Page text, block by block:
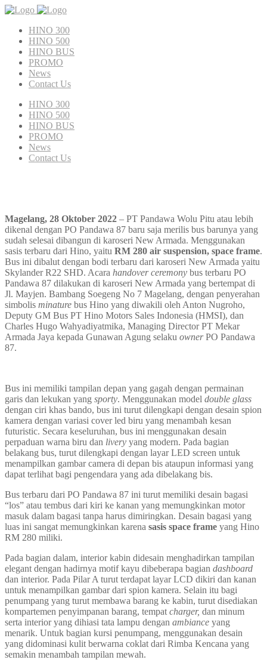
HINO 300
HINO 500
HINO BUS
PROMO
News
Contact Us
HINO 300
HINO 500
HINO BUS
PROMO
News
Contact Us
Magelang, 28 Oktober 2022 – PT Pandawa Wolu Pitu atau lebih
dikenal dengan PO Pandawa 87 baru saja merilis bus barunya yang
sudah selesai dibangun di karoseri New Armada. Menggunakan
sasis terbaru dari Hino, yaitu RM 280 air suspension, space frame.
Bus ini dibalut dengan bodi terbaru dari karoseri New Armada yaitu
Skylander R22 SHD. Acara handover ceremony bus terbaru PO
Pandawa 87 dilakukan di karoseri New Armada yang bertempat di
Jl. Mayjen. Bambang Soegeng No 7 Magelang, dengan penyerahan
simbolis minature bus Hino yang diwakili oleh Anton Nugroho,
Deputy GM Bus PT Hino Motors Sales Indonesia (HMSI), dan
Charles Hugo Wahyadiyatmika, Managing Director PT Mekar
Armada Jaya kepada Gunawan Agung selaku ownerPO Pandawa
87.
Bus ini memiliki tampilan depan yang gagah dengan permainan
garis dan lekukan yang sporty. Menggunakan model double glass
dengan ciri khas bando, bus ini turut dilengkapi dengan desain spion
kamera dengan variasi cover led biru yang menambah kesan
futuristic. Secara keseluruhan, bus ini menggunakan desain
perpaduan warna biru dan livery yang modern. Pada bagian
belakang bus, turut dilengkapi dengan layar LED screen untuk
menampilkan gambar camera di depan bis ataupun informasi yang
dapat terlihat bagi pengendara yang ada dibelakang bis.
Bus terbaru dari PO Pandawa 87 ini turut memiliki desain bagasi
“los” atau tembus dari kiri ke kanan yang memungkinkan motor
masuk dalam bagasi tanpa harus dimiringkan. Desain bagasi yang
luas ini sangat memungkinkan karena sasis space frame yang Hino
RM 280 miliki.
Pada bagian dalam, interior kabin didesain menghadirkan tampilan
elegant dengan hadirnya motif kayu dibeberapa bagian dashboard
dan interior. Pada Pilar A turut terdapat layar LCD dikiri dan kanan
untuk menampilkan gambar dari spion kamera. Selain itu bagi
penumpang yang turut membawa barang ke kabin, turut disediakan
kompartemen penyimpanan barang, tempat charger, dan minum
serta interior yang dihiasi tata lampu dengan ambiance yang
menarik. Untuk bagian kursi penumpang, menggunakan desain
yang didominasi kulit berwarna coklat dari Rimba Kencana yang
semakin menambah tampilan mewah.